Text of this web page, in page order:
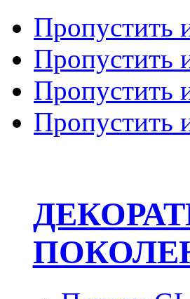
Пропустить
Пропустить
Пропустить
Пропустить